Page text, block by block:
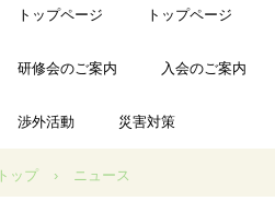
トップページ トップページ
研修会のご案内 入会のご案内
渉外活動 災害対策
トップ › ニュース